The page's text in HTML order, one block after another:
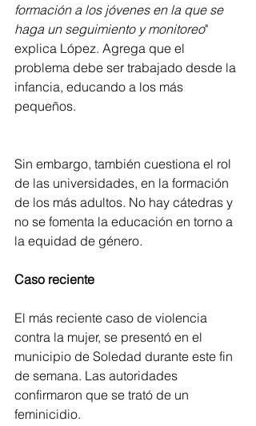
formación a los jóvenes en la que se
haga un seguimiento y monitoreo"
explica López. Agrega que el
problema debe ser trabajado desde la
infancia, educando a los más
pequeños.
Sin embargo, también cuestiona el rol
de las universidades, en la formación
de los más adultos. No hay cátedras y
no se fomenta la educación en torno a
la equidad de género.
Caso reciente
El más reciente caso de violencia
contra la mujer, se presentó en el
municipio de Soledad durante este fin
de semana. Las autoridades
confirmaron que se trató de un
feminicidio.